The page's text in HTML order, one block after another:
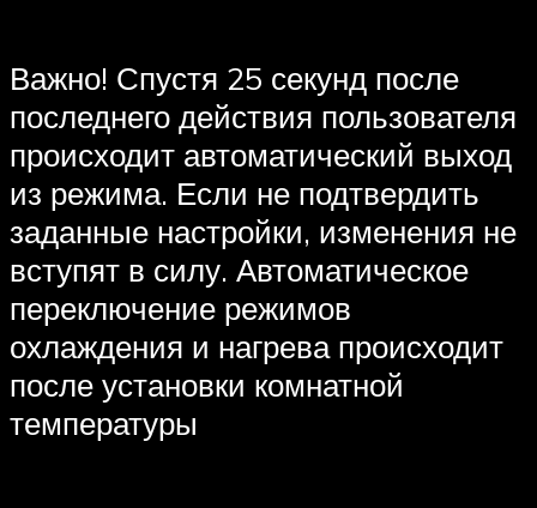
Важно! Спустя 25 секунд после
последнего действия пользователя
происходит автоматический выход
из режима. Если не подтвердить
заданные настройки, изменения не
вступят в силу. Автоматическое
переключение режимов
охлаждения и нагрева происходит
после установки комнатной
температуры